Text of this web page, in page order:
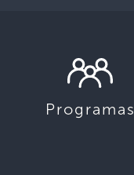
Programas